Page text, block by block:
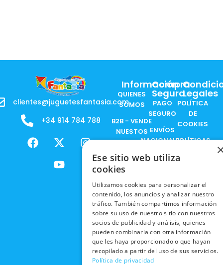
clientes@juguetesfantasia.com
+34 914 784 788
F
a
X
-
t
w
I
n
m
Y
o
u
t
Información
QUIENES
SOMOS
B2B - VENDE
NUESTOS
PRODUCTOS
RESPONSABILIDAD
SOCIAL
TRABAJA
CON
NOSOTROS
NUESTRAS
TIENDAS
BLACK
FRIDAY
Compra
Segura
PAGO
SEGURO
ENVÍOS
NACIONALES
ENVÍOS
RECOGIDA
EN TIENDA
DEVOLUCIONES
Y CAMBIOS
CANCELAR
PEDIDO
Legales
POLÍTICA
DE
COOKIES
POLÍTICAS
PRIVACIDAD
POLÍTICA DE
PRIVACIDAD
CONDICIONES
DE COMPRA
Ese sitio web utiliza
cookies
Utilizamos cookies para personalizar el
contenido, los anuncios y analizar nuestro
tráfico. También compartimos información
sobre su uso de nuestro sitio con nuestros
socios de publicidad y análisis, quienes
pueden combinarla con otra información
que les haya proporcionado o que hayan
recopilado a partir del uso de sus servicios.
Política de privacidad